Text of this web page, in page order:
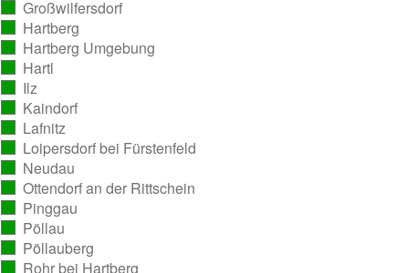
ausgezählt)
Großwilfersdorf
ausgezählt)
Hartberg
ausgezählt)
Hartberg Umgebung
ausgezählt)
Hartl
ausgezählt)
Ilz
ausgezählt)
Kaindorf
ausgezählt)
Lafnitz
ausgezählt)
Loipersdorf bei Fürstenfeld(vollständig
ausgezählt)
Neudau
ausgezählt)
Ottendorf an der Rittschein(vollständig
ausgezählt)
Pinggau
ausgezählt)
Pöllau
ausgezählt)
Pöllauberg
Rohr bei Hartberg